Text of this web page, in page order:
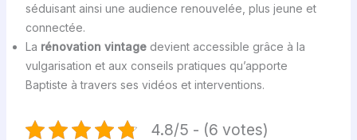
séduisant ainsi une audience renouvelée, plus jeune et
connectée.
La rénovation vintagedevient accessible grâce à la
vulgarisation et aux conseils pratiques qu’apporte
Baptiste à travers ses vidéos et interventions.
4.8/5 - (6 votes)